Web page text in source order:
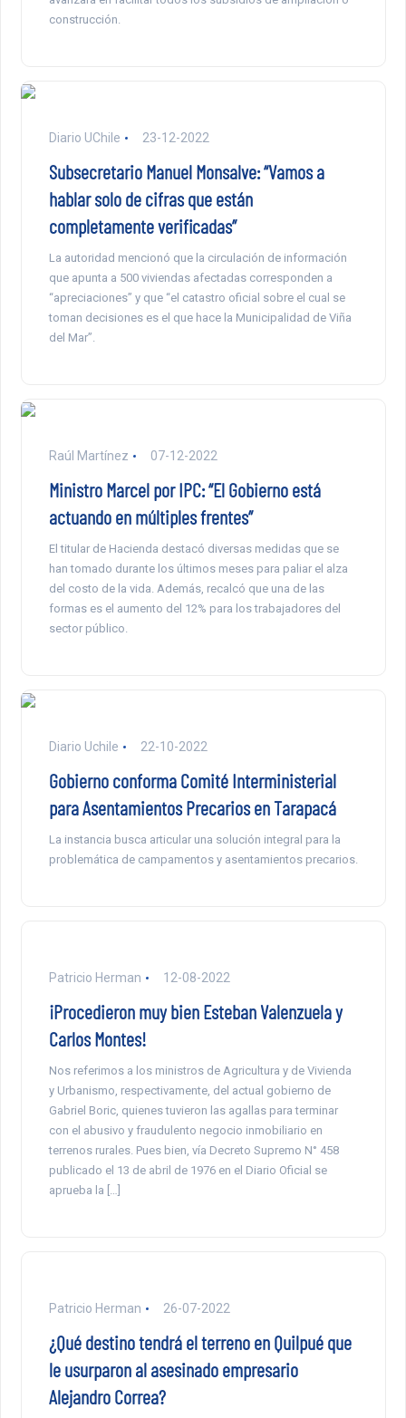
construcción.
Diario UChile 23-12-2022
Subsecretario Manuel Monsalve: “Vamos a
hablar solo de cifras que están
completamente verificadas”
La autoridad mencionó que la circulación de información
que apunta a 500 viviendas afectadas corresponden a
“apreciaciones” y que “el catastro oficial sobre el cual se
toman decisiones es el que hace la Municipalidad de Viña
del Mar”.
Raúl Martínez 07-12-2022
Ministro Marcel por IPC: “El Gobierno está
actuando en múltiples frentes”
El titular de Hacienda destacó diversas medidas que se
han tomado durante los últimos meses para paliar el alza
del costo de la vida. Además, recalcó que una de las
formas es el aumento del 12% para los trabajadores del
sector público.
Diario Uchile 22-10-2022
Gobierno conforma Comité Interministerial
para Asentamientos Precarios en Tarapacá
La instancia busca articular una solución integral para la
problemática de campamentos y asentamientos precarios.
Patricio Herman 12-08-2022
¡Procedieron muy bien Esteban Valenzuela y
Carlos Montes!
Nos referimos a los ministros de Agricultura y de Vivienda
y Urbanismo, respectivamente, del actual gobierno de
Gabriel Boric, quienes tuvieron las agallas para terminar
con el abusivo y fraudulento negocio inmobiliario en
terrenos rurales. Pues bien, vía Decreto Supremo N° 458
publicado el 13 de abril de 1976 en el Diario Oficial se
aprueba la […]
Patricio Herman 26-07-2022
¿Qué destino tendrá el terreno en Quilpué que
le usurparon al asesinado empresario
Alejandro Correa?